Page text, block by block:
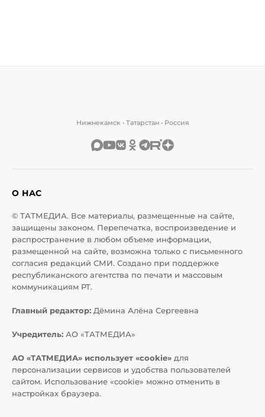
Нижнекамск • Татарстан • Россия
О НАС
© ТАТМЕДИА. Все материалы, размещенные на сайте,
защищены законом. Перепечатка, воспроизведение и
распространение в любом объеме информации,
размещенной на сайте, возможна только с письменного
согласия редакций СМИ. Создано при поддержке
республиканского агентства по печати и массовым
коммуникациям РТ.
Главный редактор: Дёмина Алёна Сергеевна
Учредитель: АО «ТАТМЕДИА»
АО «ТАТМЕДИА» использует «cookie» для
персонализации сервисов и удобства пользователей
сайтом. Использование «cookie» можно отменить в
настройках браузера.